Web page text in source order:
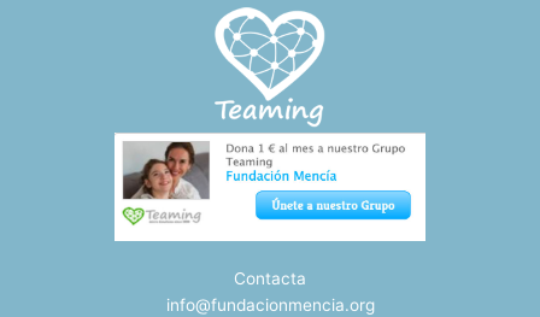
Contacta
info@fundacionmencia.org